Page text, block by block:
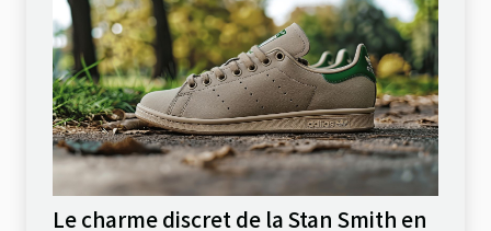
Le charme discret de la Stan Smith en